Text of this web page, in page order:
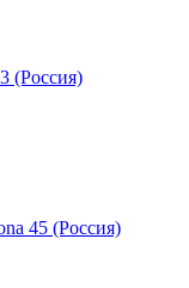
(Россия)
45 (Россия)